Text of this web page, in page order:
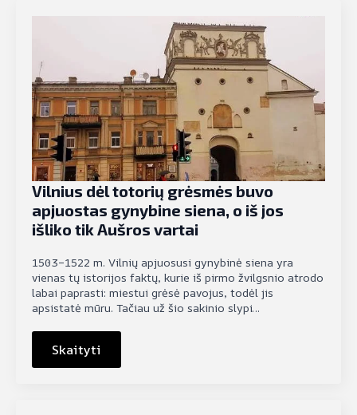
Vilnius dėl totorių grėsmės buvo
apjuostas gynybine siena, o iš jos
išliko tik Aušros vartai
1503–1522 m. Vilnių apjuosusi gynybinė siena yra
vienas tų istorijos faktų, kurie iš pirmo žvilgsnio atrodo
labai paprasti: miestui grėsė pavojus, todėl jis
apsistatė mūru. Tačiau už šio sakinio slypi…
Skaityti